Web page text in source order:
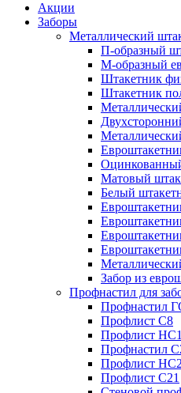
Акции
Заборы
Металлический
П-образный
М-образный
Штакетник
Штакетник
Матовый
Белый
Забор из
Профнастил для
Профнастил
Профлист С8
Профлист
Профнастил
Профлист
Профлист С21